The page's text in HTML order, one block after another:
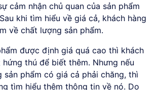
cảm nhận chủ quan của sản phẩm
khi tìm hiểu về giá cả, khách hàng
về chất lượng sản phẩm.
được định giá quá cao thì khách
thú để biết thêm. Nhưng nếu
sản phẩm có giá cả phải chăng, thì
tìm hiểu thêm thông tin về nó. Do